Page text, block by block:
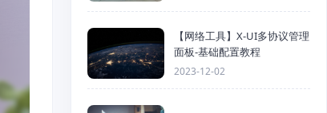
【网络工具】X-UI多协议管理
面板-基础配置教程
2023-12-02